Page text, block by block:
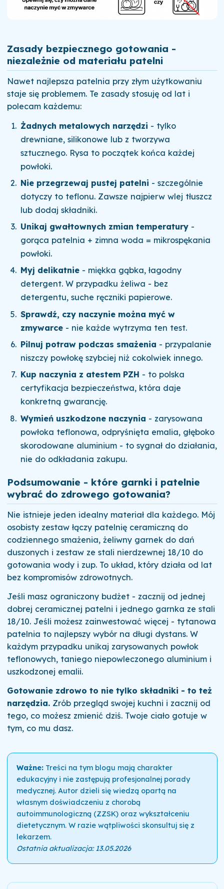
Zasady bezpiecznego gotowania -
niezależnie od materiału patelni
Nawet najlepsza patelnia przy złym użytkowaniu
staje się problemem. Te zasady stosuję od lat i
polecam każdemu:
Żadnych metalowych narzędzi - tylko
drewniane, silikonowe lub z tworzywa
sztucznego. Rysa to początek końca każdej
powłoki.
Nie przegrzewaj pustej patelni - szczególnie
dotyczy to teflonu. Zawsze najpierw wlej tłuszcz
lub dodaj składniki.
Unikaj gwałtownych zmian temperatury -
gorąca patelnia + zimna woda = mikrospękania
powłoki.
Myj delikatnie - miękka gąbka, łagodny
detergent. W przypadku żeliwa - bez
detergentu, suche ręczniki papierowe.
Sprawdź, czy naczynie można myć w
zmywarce - nie każde wytrzyma ten test.
Pilnuj potraw podczas smażenia - przypalanie
niszczy powłokę szybciej niż cokolwiek innego.
Kup naczynia z atestem PZH - to polska
certyfikacja bezpieczeństwa, która daje
konkretną gwarancję.
Wymień uszkodzone naczynia - zarysowana
powłoka teflonowa, odpryśnięta emalia, głęboko
skorodowane aluminium - to sygnał do działania,
nie do odkładania zakupu.
Podsumowanie - które garnki i patelnie
wybrać do zdrowego gotowania?
Nie istnieje jeden idealny materiał dla każdego. Mój
osobisty zestaw łączy patelnię ceramiczną do
codziennego smażenia, żeliwny garnek do dań
duszonych i zestaw ze stali nierdzewnej 18/10 do
gotowania wody i zup. To układ, który działa od lat
bez kompromisów zdrowotnych.
Jeśli masz ograniczony budżet - zacznij od jednej
dobrej ceramicznej patelni i jednego garnka ze stali
18/10. Jeśli możesz zainwestować więcej - tytanowa
patelnia to najlepszy wybór na długi dystans. W
każdym przypadku unikaj zarysowanych powłok
teflonowych, taniego niepowleczonego aluminium i
uszkodzonej emalii.
Gotowanie zdrowo to nie tylko składniki - to też
narzędzia.Zrób przegląd swojej kuchni i zacznij od
tego, co możesz zmienić dziś. Twoje ciało gotuje w
tym, co mu dasz.
Ważne:Treści na tym blogu mają charakter
edukacyjny i nie zastępują profesjonalnej porady
medycznej. Autor dzieli się wiedzą opartą na
własnym doświadczeniu z chorobą
autoimmunologiczną (ZZSK) oraz wykształceniu
dietetycznym. W razie wątpliwości skonsultuj się z
lekarzem.
Ostatnia aktualizacja: 13.05.2026